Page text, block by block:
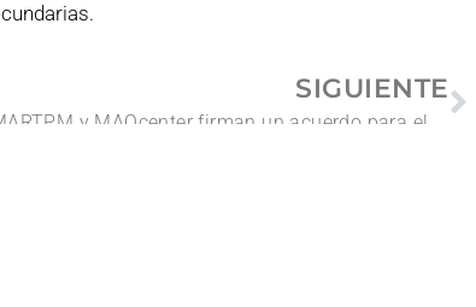
SIGUIENTE